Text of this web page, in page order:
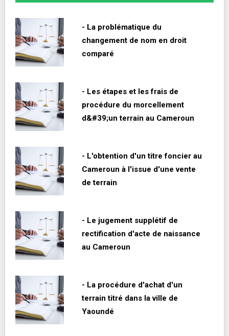
- La problématique du
changement de nom en droit
comparé
- Les étapes et les frais de
procédure du morcellement
d&#39;un terrain au Cameroun
- L'obtention d'un titre foncier au
Cameroun à l'issue d'une vente
de terrain
- Le jugement supplétif de
rectification d'acte de naissance
au Cameroun
- La procédure d'achat d'un
terrain titré dans la ville de
Yaoundé